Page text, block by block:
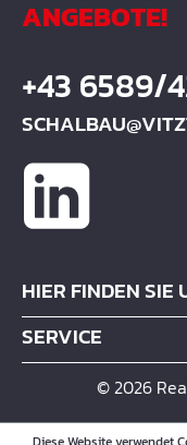
ANGEBOTE!
+43 6589/
HIER FINDEN SIE
SERVICE
© 2026